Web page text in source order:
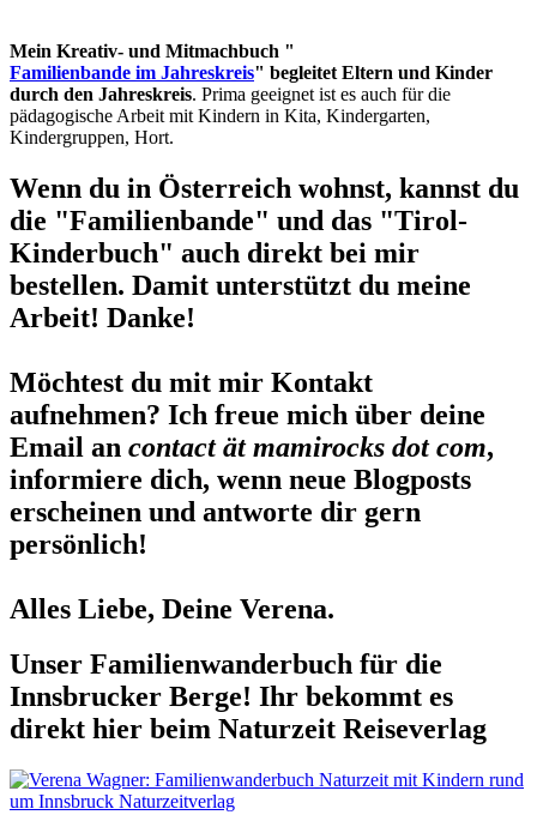
Mein Kreativ- und Mitmachbuch "
Familienbande im Jahreskreis" begleitet Eltern und Kinder
durch den Jahreskreis. Prima geeignet ist es auch für die
pädagogische Arbeit mit Kindern in Kita, Kindergarten,
Kindergruppen, Hort.
Wenn du in Österreich wohnst, kannst du
die "Familienbande" und das "Tirol-
Kinderbuch" auch direkt bei mir
bestellen. Damit unterstützt du meine
Arbeit! Danke!
Möchtest du mit mir Kontakt
aufnehmen? Ich freue mich über deine
Email an contact ät mamirocks dot com,
informiere dich, wenn neue Blogposts
erscheinen und antworte dir gern
persönlich!
Alles Liebe, Deine Verena.
Unser Familienwanderbuch für die
Innsbrucker Berge! Ihr bekommt es
direkt hier beim Naturzeit Reiseverlag